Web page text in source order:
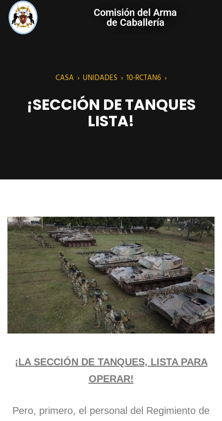
Comisión del Arma
de Caballería
CASA › UNIDADES › 10-RCTAN6 ›
¡SECCIÓN DE TANQUES
LISTA!
¡LA SECCIÓN DE TANQUES, LISTA PARA
OPERAR!
Pero, primero, el personal del Regimiento de